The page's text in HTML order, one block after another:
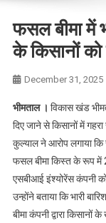
फसल बीमा में
के किसानों
December 31, 2025
भीमताल । विकास खंड
दिए जाने से किसानों में
कुल्याल ने आरोप लगाया कि
फसल बीमा किस्त के रूप में
एसबीआई इंश्योरेंस कंपनी को
उन्होंने बताया कि भारी
बीमा कंपनी द्वारा